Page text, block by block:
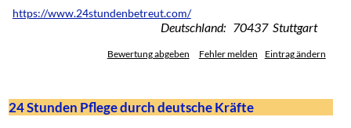
https://www.24stundenbetreut.com/
Deutschland: 70437 Stuttgart
Bewertung abgeben Fehler melden Eintrag ändern
24 Stunden Pflege durch deutsche Kräfte